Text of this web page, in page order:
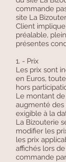
commande
site La
Client
préalable,
présentes
1. - Prix
Les prix sont
en Euros,
hors
Le montant
augmenté des
exigible à la
La Bizouterie
modifier les
les prix
affichés lors
commande